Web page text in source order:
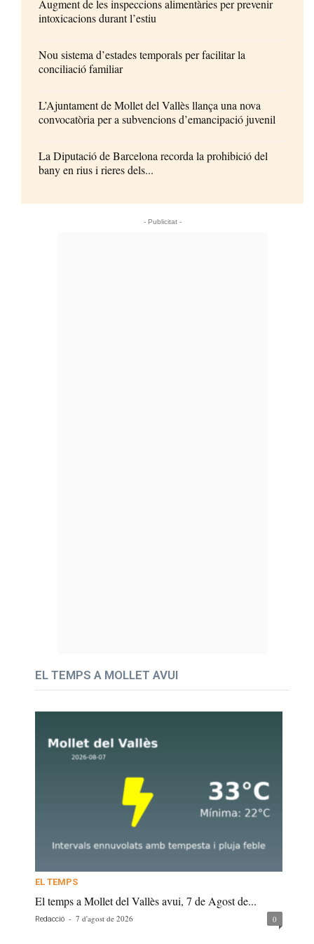
Augment de les inspeccions alimentàries per prevenir
intoxicacions durant l’estiu
Nou sistema d’estades temporals per facilitar la
conciliació familiar
L’Ajuntament de Mollet del Vallès llança una nova
convocatòria per a subvencions d’emancipació juvenil
La Diputació de Barcelona recorda la prohibició del
bany en rius i rieres dels...
- Publicitat -
EL TEMPS A MOLLET AVUI
EL TEMPS
El temps a Mollet del Vallès avui, 7 de Agost de...
Redacció - 7 d'agost de 2026 0